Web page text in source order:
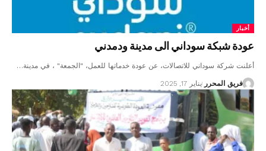
أخبار
عودة شبكة سوداني الى مدينة ودمدني
أعلنت شركة سوداني للاتصالات، عن عودة خدماتها للعمل، "الجمعة" ، في مدينة…
فريق المحرر يناير 17, 2025